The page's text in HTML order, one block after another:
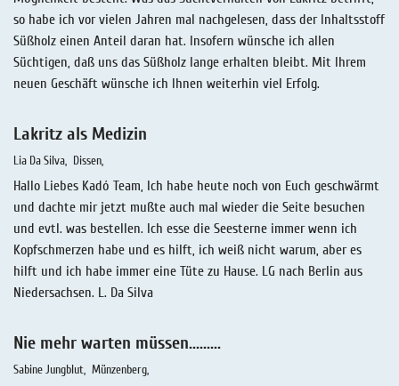
so habe ich vor vielen Jahren mal nachgelesen, dass der Inhaltsstoff
Süßholz einen Anteil daran hat. Insofern wünsche ich allen
Süchtigen, daß uns das Süßholz lange erhalten bleibt. Mit Ihrem
neuen Geschäft wünsche ich Ihnen weiterhin viel Erfolg.
Lakritz als Medizin
Lia Da Silva Dissen
Hallo Liebes Kadó Team, Ich habe heute noch von Euch geschwärmt
und dachte mir jetzt mußte auch mal wieder die Seite besuchen
und evtl. was bestellen. Ich esse die Seesterne immer wenn ich
Kopfschmerzen habe und es hilft, ich weiß nicht warum, aber es
hilft und ich habe immer eine Tüte zu Hause. LG nach Berlin aus
Niedersachsen. L. Da Silva
Nie mehr warten müssen.........
Sabine Jungblut Münzenberg